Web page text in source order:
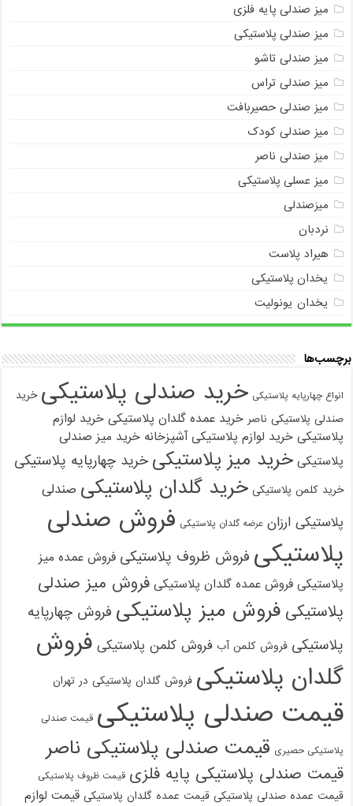
میز صندلی پایه فلزی
میز صندلی پلاستیکی
میز صندلی تاشو
میز صندلی تراس
میز صندلی حصیربافت
میز صندلی کودک
میز صندلی ناصر
میز عسلی پلاستیکی
میزصندلی
نردبان
هیراد پلاست
یخدان پلاستیکی
یخدان یونولیت
برچسب‌ها
انواع چهارپایه پلاستیکی خرید صندلی پلاستیکی خرید
صندلی پلاستیکی ناصر خرید عمده گلدان پلاستیکی خرید لوازم
پلاستیکی خرید لوازم پلاستیکی آشپزخانه خرید میز صندلی
پلاستیکی خرید میز پلاستیکی خرید چهارپایه پلاستیکی
خرید کلمن پلاستیکی خرید گلدان پلاستیکی صندلی
پلاستیکی ارزان عرضه گلدان پلاستیکی فروش صندلی
پلاستیکی فروش ظروف پلاستیکی فروش عمده میز
پلاستیکی فروش عمده گلدان پلاستیکی فروش میز صندلی
پلاستیکی فروش میز پلاستیکی فروش چهارپایه
پلاستیکی فروش کلمن آب فروش کلمن پلاستیکی فروش
گلدان پلاستیکی فروش گلدان پلاستیکی در تهران
قیمت صندلی پلاستیکی قیمت صندلی
پلاستیکی حصیری قیمت صندلی پلاستیکی ناصر
قیمت صندلی پلاستیکی پایه فلزی قیمت ظروف پلاستیکی
قیمت عمده صندلی پلاستیکی قیمت عمده گلدان پلاستیکی قیمت لوازم